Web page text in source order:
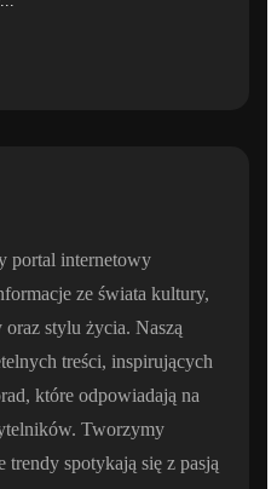
portal internetowy
ze świata kultury,
stylu życia. Naszą
treści, inspirujących
które odpowiadają na
Tworzymy
trendy spotykają się z pasją